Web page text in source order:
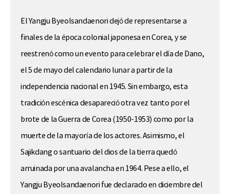
El Yangju Byeolsandaenori dejó de representarse a
finales de la época colonial japonesa en Corea, y se
reestrenó como un evento para celebrar el día de Dano,
el 5 de mayo del calendario lunar a partir de la
independencia nacional en 1945. Sin embargo, esta
tradición escénica desapareció otra vez tanto por el
brote de la Guerra de Corea (1950-1953) como por la
muerte de la mayoría de los actores. Asimismo, el
Sajikdang o santuario del dios de la tierra quedó
arruinada por una avalancha en 1964. Pese a ello, el
Yangju Byeolsandaenori fue declarado en diciembre del